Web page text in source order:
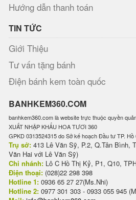
Hướng dẫn thanh toán
TIN TỨC
Giới Thiệu
Tư vấn tặng bánh
Điện bánh kem toàn quốc
BANHKEM360.COM
banhkem360.com là website trực thuộc quyền
XUẤT NHẬP KHẨU HOA TƯƠI 360
GPKD 0313524315 do Sở kế hoạch Đầu tư TP.
Trụ sở: 413 Lê Văn Sỹ, P.2, Q.Tân Bình,
Văn Hai với Lê Văn Sỹ)
Chi nhánh: Lô C Hồ Thị Kỷ, P1, Q10,
Điện thoại: (028)22 298 398
Hotline 1: 0936 65 27 27(Ms.Nhi)
Hotline 2: 0977 301 303 - 0933 055 945